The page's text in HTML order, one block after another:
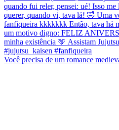
Você precisa de um romance